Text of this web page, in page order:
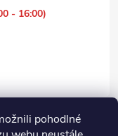
pohodlné
- 16:00)